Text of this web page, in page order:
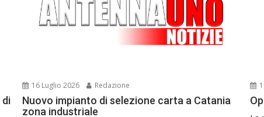
di
16 Luglio 2026 Redazione
Nuovo impianto di selezione carta a Catania
zona industriale